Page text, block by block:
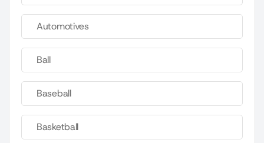
Automotives
Ball
Baseball
Basketball